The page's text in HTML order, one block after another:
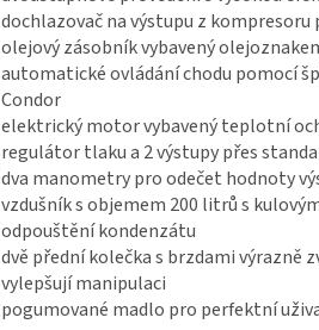
dochlazovač na výstupu z
olejový zásobník vybavený
automatické ovládání chodu pomocí
Condor
elektrický motor vybavený teplotní
regulátor tlaku a 2 výstupy přes
dva manometry pro odečet hodnoty
vzdušník s objemem 200 litrů s
odpouštění kondenzátu
dvě přední kolečka s brzdami výrazně
vylepšují manipulaci
pogumované madlo pro perfektní